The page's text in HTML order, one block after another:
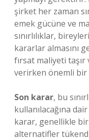
şirket her zaman
emek gücüne ve
sınırlılıklar,
kararlar almasını
fırsat maliyeti
verirken önemli
Son karar, bu
kullanılacağına
karar, genellikle bir
alternatifler